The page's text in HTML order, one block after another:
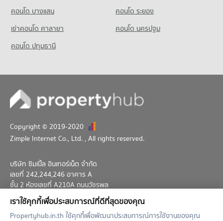
คอนโด บางแสน
คอนโด ระยอง
เช่าคอนโด ศาลายา
คอนโด นครปฐม
คอนโด ปทุมธานี
Copyright © 2019-2020
Zimple Internet Co., Ltd., All rights reserved.
บริษัท ซิมเปิ้ล อินเทอร์เน็ต จำกัด
เลขที่ 242,244,246 อาคาร A
ชั้น 2 ห้องเลขที่ A210A ถนนวัชรพล
แขวงท่าแร้ง เขตบางเขน กทม. 10230
02-026-3049
support@propertyhub.in.th
เราใช้คุกกี้เพื่อประสบการณ์ที่ดีที่สุดของคุณ
Propertyhub.in.th ใช้คุกกี้เพื่อพัฒนาประสบการณ์การใช้งานของคุณ